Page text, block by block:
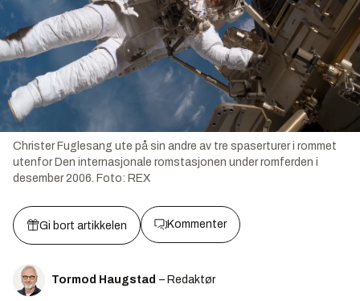
Christer Fuglesang ute på sin andre av tre spaserturer i rommet
utenfor Den internasjonale romstasjonen under romferden i
desember 2006. Foto: REX
Gi bort artikkelen Kommenter
Tormod Haugstad – Redaktør